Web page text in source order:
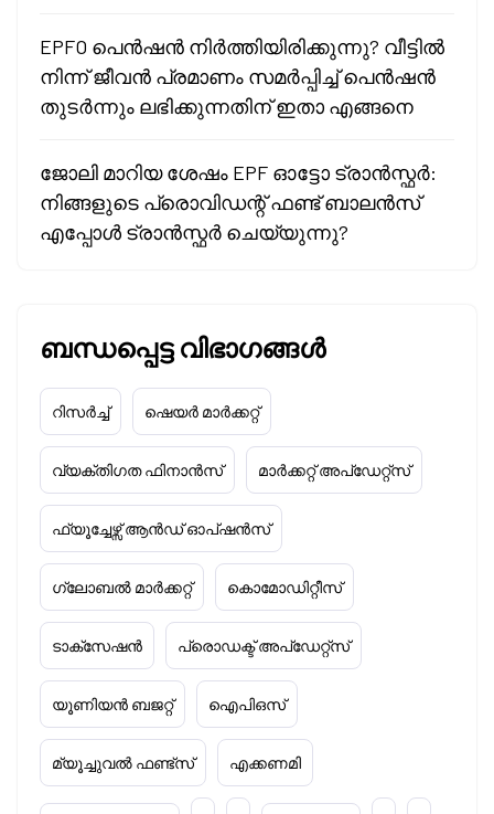
EPFO പെൻഷൻ നിർത്തിയിരിക്കുന്നു? വീട്ടിൽ
നിന്ന് ജീവൻ പ്രമാണം സമർപ്പിച്ച് പെൻഷൻ
തുടർന്നും ലഭിക്കുന്നതിന് ഇതാ എങ്ങനെ
ജോലി മാറിയ ശേഷം EPF ഓട്ടോ ട്രാൻസ്ഫർ:
നിങ്ങളുടെ പ്രൊവിഡന്റ് ഫണ്ട് ബാലൻസ്
എപ്പോൾ ട്രാൻസ്ഫർ ചെയ്യുന്നു?
ബന്ധപ്പെട്ട വിഭാഗങ്ങൾ
റിസർച്ച് ഷെയർ മാർക്കറ്റ്
വ്യക്തിഗത ഫിനാൻസ് മാർക്കറ്റ് അപ്‌ഡേറ്റ്സ്
ഫ്യൂച്ചേഴ്സ് ആൻഡ് ഓപ്ഷൻസ്
ഗ്ലോബൽ മാർക്കറ്റ് കൊമോഡിറ്റീസ്
ടാക്‌സേഷൻ പ്രൊഡക്ട് അപ്‌ഡേറ്റ്സ്
യൂണിയൻ ബജറ്റ് ഐപിഒസ്
മ്യൂച്ചുവൽ ഫണ്ട്സ് എക്കണമി